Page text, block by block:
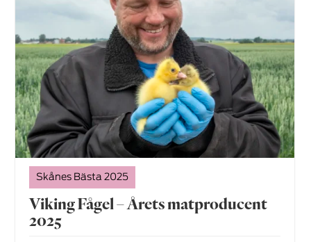
Skånes Bästa 2025
Viking Fågel – Årets matproducent
2025